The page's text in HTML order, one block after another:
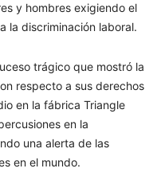
y hombres exigiendo el
la discriminación laboral.
trágico que mostró la
respecto a sus derechos
en la fábrica Triangle
en la
una alerta de las
en el mundo.